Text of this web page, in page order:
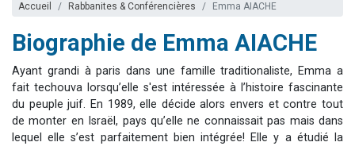
3 personnes viennent de nous rejoindre sur WhatsApp
8 personnes viennent de faire un don pour Tsédaka : pauvres d'Israel
Nouvelle émission radio : Visions de grandeur n°104 : Le Chabbath et le Birkat Hamazone à travers le temps
61 personnes viennent de demander une bénédiction
Accueil Rabbanites & Conférencières Emma AIACHE
Biographie de Emma AIACHE
Ayant grandi à paris dans une famille traditionaliste, Emma a
fait techouva lorsqu’elle s'est intéressée à l’histoire fascinante
du peuple juif. En 1989, elle décide alors envers et contre tout
de monter en Israël, pays qu’elle ne connaissait pas mais dans
lequel elle s’est parfaitement bien intégrée! Elle y a étudié la